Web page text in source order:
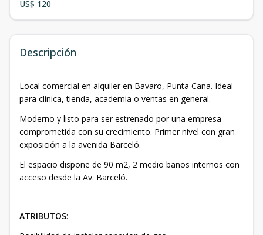
US$ 120
Descripción
Local comercial en alquiler en Bavaro, Punta Cana. Ideal
para clínica, tienda, academia o ventas en general.
Moderno y listo para ser estrenado por una empresa
comprometida con su crecimiento. Primer nivel con gran
exposición a la avenida Barceló.
El espacio dispone de 90 m2, 2 medio baños internos con
acceso desde la Av. Barceló.
ATRIBUTOS: